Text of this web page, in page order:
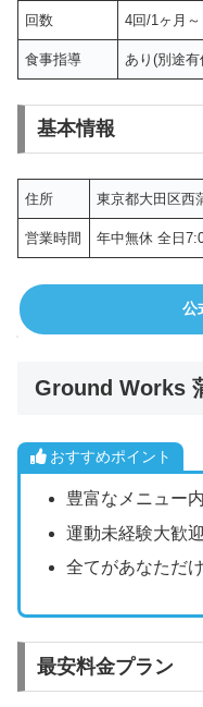
回数 4回/1ヶ月～
食事指導 あり(別途有
基本情報
住所 東京都大田区西
営業時間 年中無休 全日
公
Ground Works
おすすめポイント
豊富なメニュー
運動未経験大歓迎
全てがあなただ
最安料金プラン